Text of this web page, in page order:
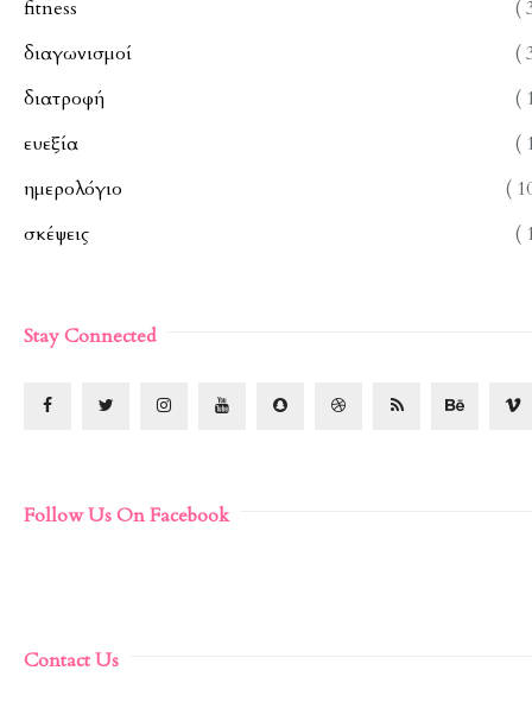
fitness
(
διαγωνισμοί
(
διατροφή
(
ευεξία
(
ημερολόγιο
(
σκέψεις
(
Stay Connected
Follow Us On Facebook
Contact Us